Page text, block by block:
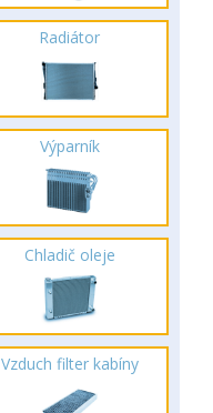
Radiátor
Výparník
Chladič oleje
Vzduch filter kabíny